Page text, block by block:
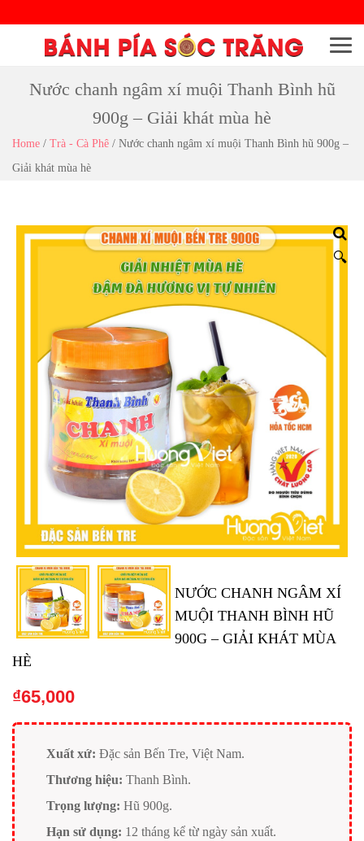
Menu
Nước chanh ngâm xí muội Thanh Bình hũ
900g – Giải khát mùa hè
Home / Trà - Cà Phê / Nước chanh ngâm xí muội Thanh Bình hũ 900g –
Giải khát mùa hè
🔍
NƯỚC CHANH NGÂM XÍ
MUỘI THANH BÌNH HŨ
900G – GIẢI KHÁT MÙA
HÈ
₫65,000
Xuất xứ: Đặc sản Bến Tre, Việt Nam.
Thương hiệu: Thanh Bình.
Trọng lượng: Hũ 900g.
Hạn sử dụng: 12 tháng kể từ ngày sản xuất.